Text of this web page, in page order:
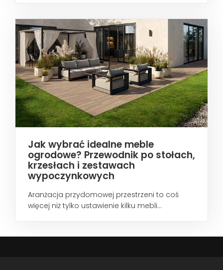
Jak wybrać idealne meble
ogrodowe? Przewodnik po stołach,
krzesłach i zestawach
wypoczynkowych
Aranżacja przydomowej przestrzeni to coś
więcej niż tylko ustawienie kilku mebli...